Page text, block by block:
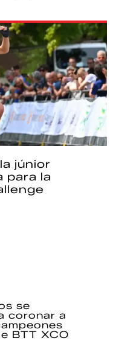
júnior
para la
se
coronar a
BTT XCO